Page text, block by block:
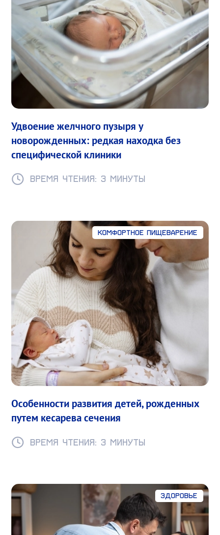
Удвоение желчного пузыря у
новорожденных: редкая находка без
специфической клиники
Время чтения: 3 минуты
Комфортное пищеварение
Особенности развития детей, рожденных
путем кесарева сечения
Время чтения: 3 минуты
Здоровье